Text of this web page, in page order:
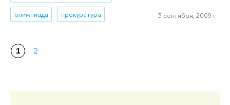
олимпиада прокуратура 3 сентября, 2009 г.
1 2